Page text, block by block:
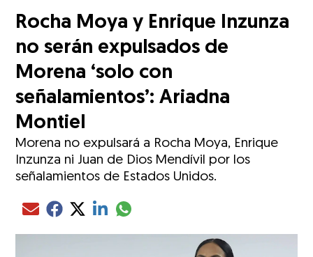
Rocha Moya y Enrique Inzunza
no serán expulsados de
Morena ‘solo con
señalamientos’: Ariadna
Montiel
Morena no expulsará a Rocha Moya, Enrique
Inzunza ni Juan de Dios Mendívil por los
señalamientos de Estados Unidos.
Compartir el artículo actual mediante Email
Compartir el artículo actual mediante Facebook
Compartir el artículo actual mediante Twitter
Compartir el artículo actual mediante LinkedIn
Compartir el artículo actual mediante